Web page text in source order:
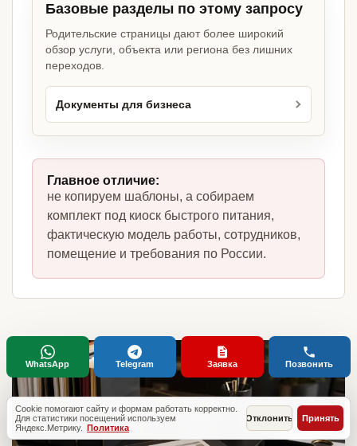
Базовые разделы по этому запросу
Родительские страницы дают более широкий
обзор услуги, объекта или региона без лишних
переходов.
Документы для бизнеса
Главное отличие:
не копируем шаблоны, а собираем
комплект под киоск быстрого питания,
фактическую модель работы, сотрудников,
помещение и требования по России.
Cookie помогают сайту и формам работать корректно.
Для статистики посещений используем
Яндекс.Метрику. Политика
Отклонить Принять
WhatsApp Telegram Заявка Позвонить